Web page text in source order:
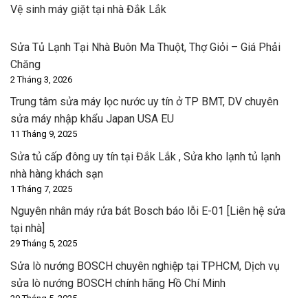
Vệ sinh máy giặt tại nhà Đắk Lắk
Sửa Tủ Lạnh Tại Nhà Buôn Ma Thuột, Thợ Giỏi – Giá Phải
Chăng
2 Tháng 3, 2026
Trung tâm sửa máy lọc nước uy tín ở TP BMT, DV chuyên
sửa máy nhập khẩu Japan USA EU
11 Tháng 9, 2025
Sửa tủ cấp đông uy tín tại Đắk Lắk , Sửa kho lạnh tủ lạnh
nhà hàng khách sạn
1 Tháng 7, 2025
Nguyên nhân máy rửa bát Bosch báo lỗi E-01 [Liên hệ sửa
tại nhà]
29 Tháng 5, 2025
Sửa lò nướng BOSCH chuyên nghiệp tại TPHCM, Dịch vụ
sửa lò nướng BOSCH chính hãng Hồ Chí Minh